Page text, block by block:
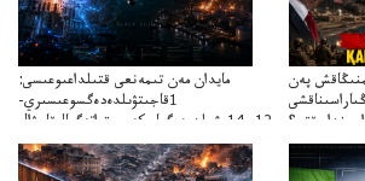
مايدان مەن تىمەنعى قتىلداعىوعىسى:
1قاجىتۋىلدەدەگسوعىسىري-
سترات12ي14ىشىلدەدەگىاسكەريستراتەگيالىقاحۋال
پەن